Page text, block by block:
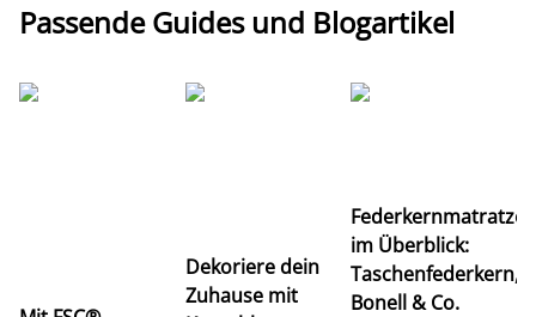
Passende Guides und Blogartikel
Dekoriere dein
Zuhause mit
im Überblick:
Taschenfederkern,
Bonell & Co.